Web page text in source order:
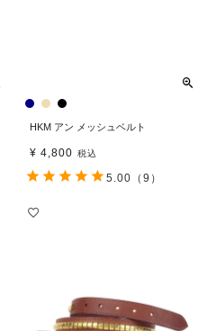
HKM アン メッシュベルト
¥ 4,800 税込
5.00 （9）